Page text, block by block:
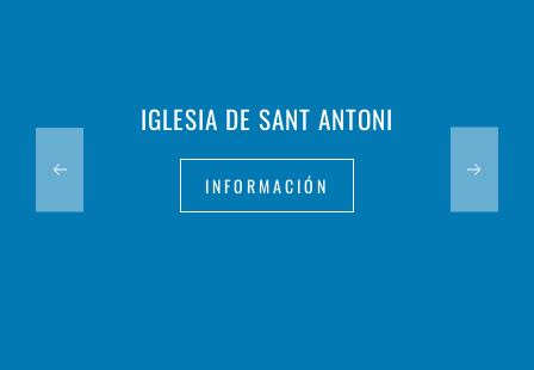
IGLESIA DE SANT ANTONI
INFORMACIÓN